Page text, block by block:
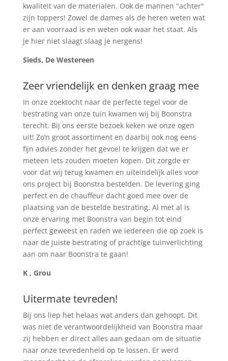
kwaliteit van de materialen. Ook de mannen "achter"
zijn toppers! Zowel de dames als de heren weten wat
er aan voorraad is en weten ook waar het staat. Als
je hier niet slaagt slaag je nergens!
Sieds, De Westereen
Zeer vriendelijk en denken graag mee
In onze zoektocht naar de perfecte tegel voor de
bestrating van onze tuin kwamen wij bij Boonstra
terecht. Bij ons eerste bezoek keken we onze ogen
uit! Zo’n groot assortiment en daarbij ook nog eens
fijn advies zonder het gevoel te krijgen dat we er
meteen iets zouden moeten kopen. Dit zorgde er
voor dat wij terug kwamen en uiteindelijk alles voor
ons project bij Boonstra bestelden. De levering ging
perfect en de chauffeur dacht goed mee over de
plaatsing van de bestelde bestrating. Al met al is
onze ervaring met Boonstra van begin tot eind
perfect geweest en raden we iedereen die op zoek is
naar de juiste bestrating of prachtige tuinverlichting
aan om naar Boonstra te gaan!
K , Grou
Uitermate tevreden!
Bij ons liep het helaas wat anders dan gehoopt. Dit
was niet de verantwoordelijkheid van Boonstra maar
zij hebben er direct alles aan gedaan om de situatie
naar onze tevredenheid op te lossen. Er werd